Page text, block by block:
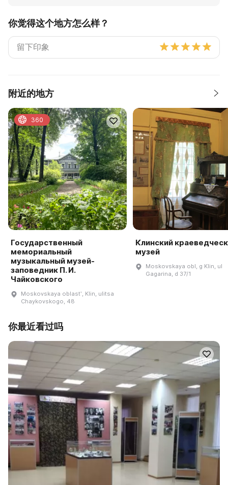
你觉得这个地方怎么样？
附近的地方
Государственный
мемориальный
музыкальный музей-
заповедник П. И.
Чайковского
Moskovskaya oblastʹ, Klin, ulitsa
Chaykovskogo, 48
360
Клинский
музей
Moskovskaya obl, g Klin, ul
Gagarina, d 37/1
你最近看过吗